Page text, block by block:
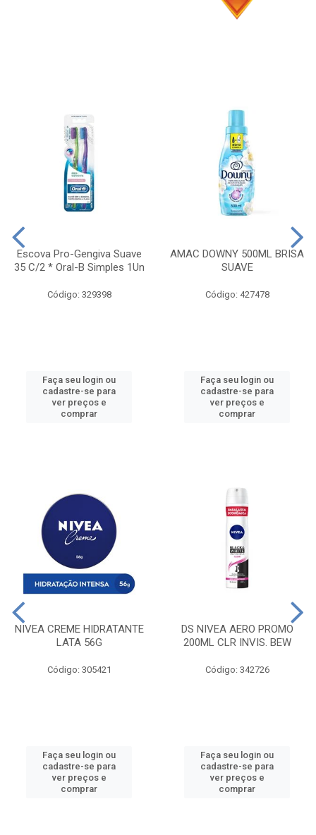
Escova Pro-Gengiva Suave
35 C/2 * Oral-B Simples 1Un
Código: 329398
Faça seu login ou
cadastre-se para
ver preços e
comprar
AMAC DOWNY 500ML BRISA
SUAVE
Código: 427478
Faça seu login ou
cadastre-se para
ver preços e
comprar
NIVEA CREME HIDRATANTE
LATA 56G
Código: 305421
Faça seu login ou
cadastre-se para
ver preços e
comprar
DS NIVEA AERO PROMO
200ML CLR INVIS. BEW
Código: 342726
Faça seu login ou
cadastre-se para
ver preços e
comprar